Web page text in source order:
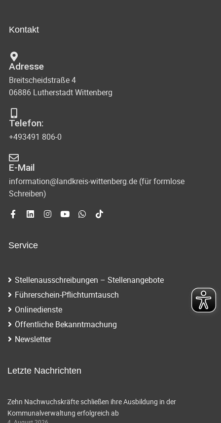
Kontakt
Adresse
Breitscheidstraße 4
06886 Lutherstadt Wittenberg
Telefon:
+493491 806-0
E-Mail
information@landkreis-wittenberg.de (für formlose
Schreiben)
Service
Stellenausschreibungen – Stellenangebote
Führerschein-Pflichtumtausch
Onlinedienste
Öffentliche Bekanntmachung
Newsletter
Letzte Nachrichten
Zehn Nachwuchskräfte schließen ihre Ausbildung in der
Kommunalverwaltung erfolgreich ab